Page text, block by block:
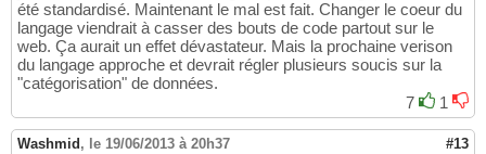
été standardisé. Maintenant le mal est fait. Changer le coeur du
langage viendrait à casser des bouts de code partout sur le
web. Ça aurait un effet dévastateur. Mais la prochaine verison
du langage approche et devrait régler plusieurs soucis sur la
"catégorisation" de données.
7
1
Washmid , le 19/06/2013 à 20h37 #13